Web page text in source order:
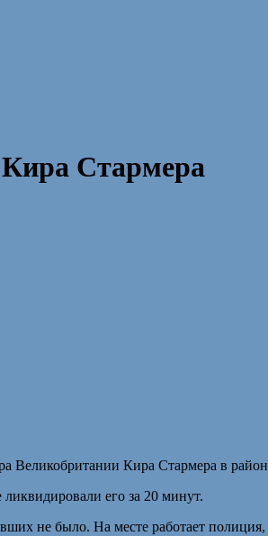
Стармера
Великобритании Кира Стармера в
его за 20 минут.
не было. На месте работает